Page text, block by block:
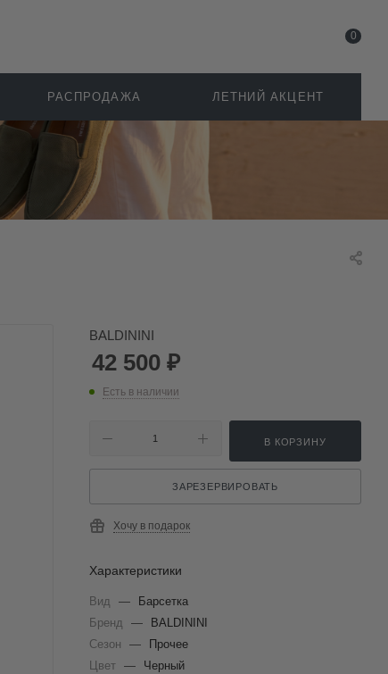
0
РАСПРОДАЖА ЛЕТНИЙ АКЦЕНТ
BALDININI
42 500 ₽
Есть в наличии
В КОРЗИНУ
ЗАРЕЗЕРВИРОВАТЬ
Хочу в подарок
Характеристики
Вид —
Барсетка
Бренд
—
BALDININI
Сезон
—
Прочее
Цвет —
Черный